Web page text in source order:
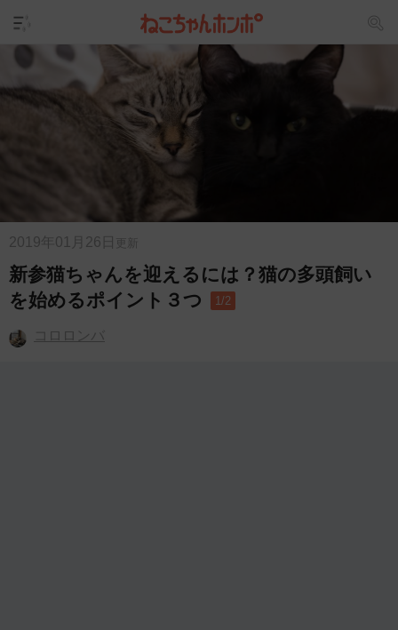
2019年01月26日 更新
新参猫ちゃんを迎えるには？猫の多頭飼い
を始めるポイント３つ
1/2
コロロンバ